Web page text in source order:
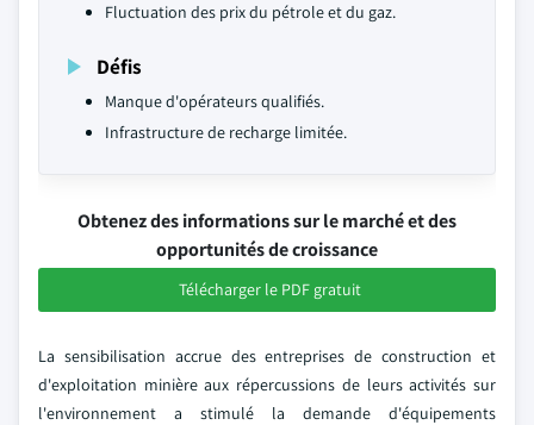
Fluctuation des prix du pétrole et du gaz.
Défis
Manque d'opérateurs qualifiés.
Infrastructure de recharge limitée.
Obtenez des informations sur le marché et des
opportunités de croissance
Télécharger le PDF gratuit
La sensibilisation accrue des entreprises de construction et
d'exploitation minière aux répercussions de leurs activités sur
l'environnement a stimulé la demande d'équipements